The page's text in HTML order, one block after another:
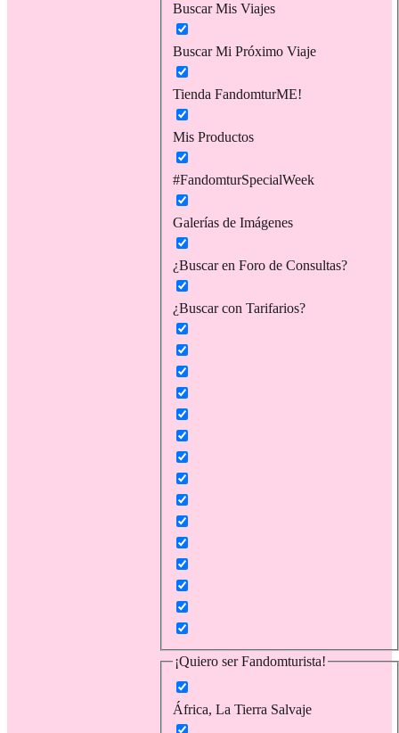
Buscar Mis Viajes
Buscar Mi Próximo Viaje
Tienda FandomturME!
Mis Productos
#FandomturSpecialWeek
Galerías de Imágenes
¿Buscar en Foro de Consultas?
¿Buscar con Tarifarios?
¡Quiero ser Fandomturista!
África, La Tierra Salvaje